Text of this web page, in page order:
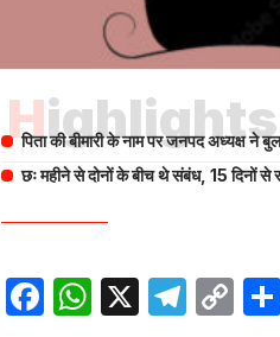
Highlights
पिता की बीमारी के नाम पर जनपद अध्यक्ष ने
छः महीने से दोनों के बीच थे संबंध, 15 दिनों से
Facebook
WhatsApp
X